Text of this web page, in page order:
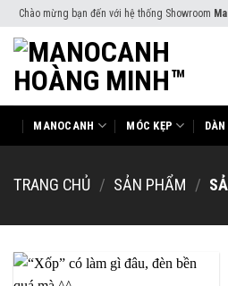
Skip
to
content
Chào mừng bạn đến với hệ thống Showroom
MANOCANH MÓC KẸP
TRANG CHỦ / SẢN PHẨM /